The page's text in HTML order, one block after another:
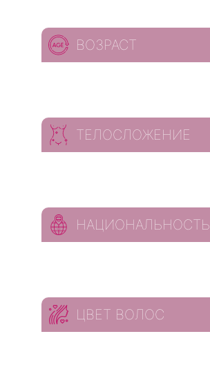
ВОЗРАСТ
ТЕЛОСЛОЖЕНИЕ
НАЦИОНАЛЬНОСТЬ
ЦВЕТ ВОЛОС